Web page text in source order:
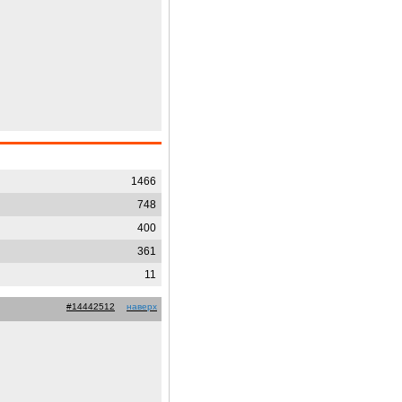
1466
748
400
361
11
#14442512 наверх